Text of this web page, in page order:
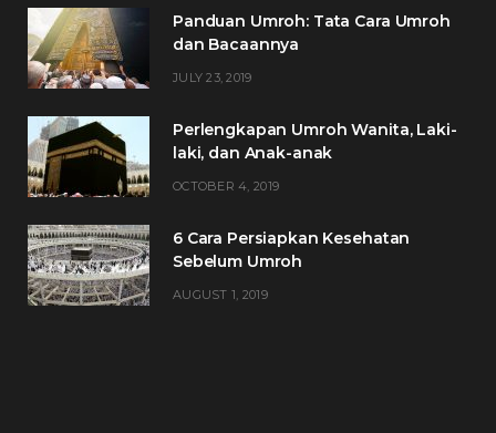
Panduan Umroh: Tata Cara Umroh
dan Bacaannya
JULY 23, 2019
Perlengkapan Umroh Wanita, Laki-
laki, dan Anak-anak
OCTOBER 4, 2019
6 Cara Persiapkan Kesehatan
Sebelum Umroh
AUGUST 1, 2019